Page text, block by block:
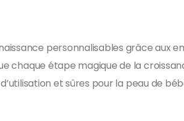
personnalisables grâce aux
chaque étape magique de la
et sûres pour la peau de